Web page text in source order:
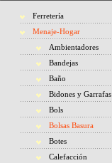
Ferretería
Menaje-Hogar
Ambientadores
Bandejas
Baño
Bidones y Garrafas
Bols
Bolsas Basura
Botes
Calefacción